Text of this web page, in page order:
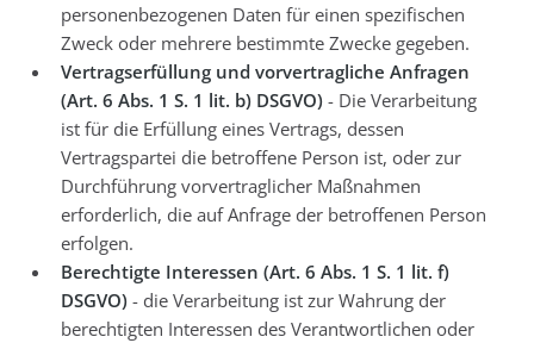
personenbezogenen Daten für einen spezifischen
Zweck oder mehrere bestimmte Zwecke gegeben.
Vertragserfüllung und vorvertragliche Anfragen
(Art. 6 Abs. 1 S. 1 lit. b) DSGVO) - Die Verarbeitung
ist für die Erfüllung eines Vertrags, dessen
Vertragspartei die betroffene Person ist, oder zur
Durchführung vorvertraglicher Maßnahmen
erforderlich, die auf Anfrage der betroffenen Person
erfolgen.
Berechtigte Interessen (Art. 6 Abs. 1 S. 1 lit. f)
DSGVO) - die Verarbeitung ist zur Wahrung der
berechtigten Interessen des Verantwortlichen oder